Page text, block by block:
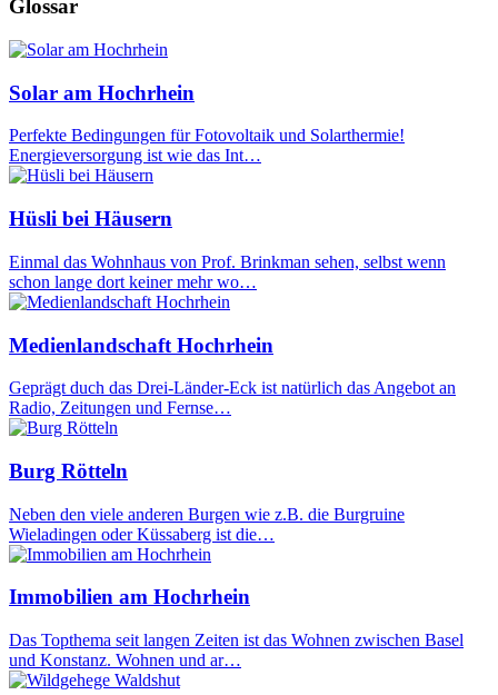
Glossar
Solar am Hochrhein
Perfekte Bedingungen für Fotovoltaik und Solarthermie!
Energieversorgung ist wie das Int…
Hüsli bei Häusern
Einmal das Wohnhaus von Prof. Brinkman sehen, selbst wenn
schon lange dort keiner mehr wo…
Medienlandschaft Hochrhein
Geprägt duch das Drei-Länder-Eck ist natürlich das Angebot an
Radio, Zeitungen und Fernse…
Burg Rötteln
Neben den viele anderen Burgen wie z.B. die Burgruine
Wieladingen oder Küssaberg ist die…
Immobilien am Hochrhein
Das Topthema seit langen Zeiten ist das Wohnen zwischen Basel
und Konstanz. Wohnen und ar…